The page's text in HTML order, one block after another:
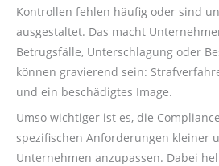
Kontrollen fehlen häufig oder sind
ausgestaltet. Das macht
Betrugsfälle, Unterschlagung oder
können gravierend sein:
und ein beschädigtes Image.
Umso wichtiger ist es, die
spezifischen Anforderungen kleiner
Unternehmen anzupassen. Dabei